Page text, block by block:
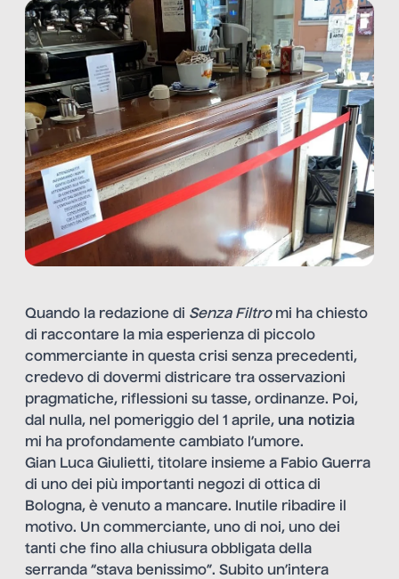
Quando la redazione di Senza Filtromi ha chiesto
di raccontare la mia esperienza di piccolo
commerciante in questa crisi senza precedenti,
credevo di dovermi districare tra osservazioni
pragmatiche, riflessioni su tasse, ordinanze. Poi,
dal nulla, nel pomeriggio del 1 aprile, una notizia
mi ha profondamente cambiato l’umore.
Gian Luca Giulietti, titolare insieme a Fabio Guerra
di uno dei più importanti negozi di ottica di
Bologna, è venuto a mancare. Inutile ribadire il
motivo. Un commerciante, uno di noi, uno dei
tanti che fino alla chiusura obbligata della
serranda “stava benissimo”. Subito un’intera